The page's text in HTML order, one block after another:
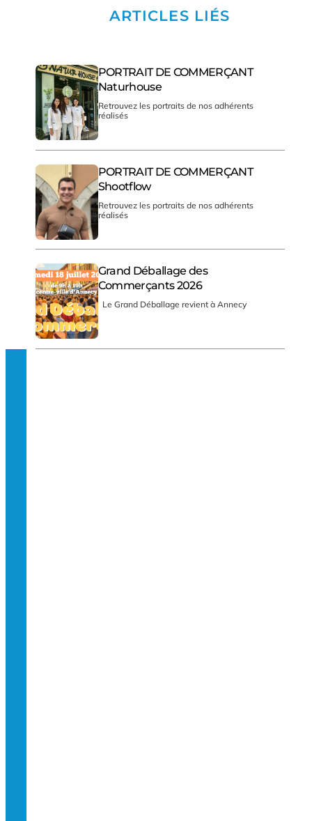
ARTICLES LIÉS
PORTRAIT DE COMMERÇANT
Naturhouse
Retrouvez les portraits de nos adhérents
réalisés
PORTRAIT DE COMMERÇANT
Shootflow
Retrouvez les portraits de nos adhérents
réalisés
Grand Déballage des
Commerçants 2026
Le Grand Déballage revient à Annecy